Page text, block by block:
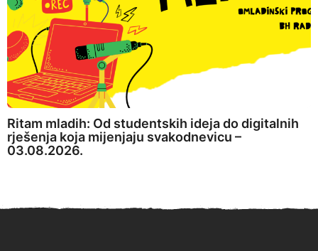
Ritam mladih: Od studentskih ideja do digitalnih
rješenja koja mijenjaju svakodnevicu –
03.08.2026.